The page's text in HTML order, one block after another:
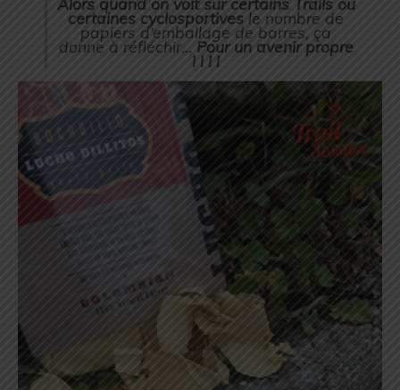
certaines cyclosportives le nombre de
papiers d’emballage de barres, ça
donne à réfléchir… Pour un avenir propre
! ! ! !